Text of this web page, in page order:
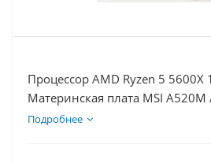
Процессор AMD Ryzen 5 5600X
Материнская плата MSI A520M
RX 6700 10Гб, Память DDR4
Подробнее